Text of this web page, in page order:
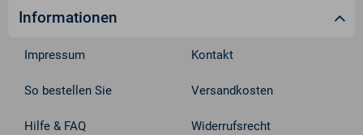
Informationen
Impressum Kontakt
So bestellen Sie Versandkosten
Hilfe & FAQ Widerrufsrecht